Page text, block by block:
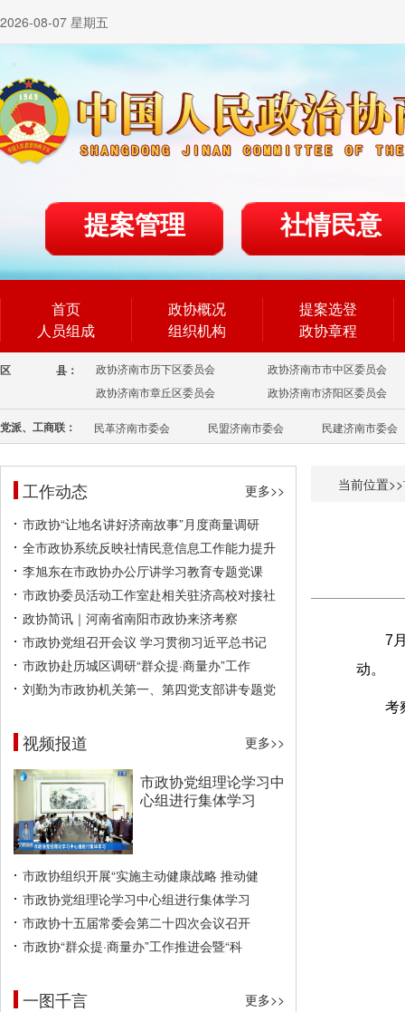
2026-08-07 星期五
提案管理 社情民意
首页
人员组成
政协概况
组织机构
提案选登
政协章程
区 县： 政协济南市历下区委员会
政协济南市市中区委员会
政协济南市章丘区委员会
政协济南市济阳区委员会
党派、工商联： 民革济南市委会 民盟济南市委会 民建济南市委会
工作动态
更多>>
市政协“让地名讲好济南故事”月度商量调研
全市政协系统反映社情民意信息工作能力提升
李旭东在市政协办公厅讲学习教育专题党课
市政协委员活动工作室赴相关驻济高校对接社
政协简讯｜河南省南阳市政协来济考察
市政协党组召开会议 学习贯彻习近平总书记
市政协赴历城区调研“群众提·商量办”工作
刘勤为市政协机关第一、第四党支部讲专题党
视频报道 更多>>
市政协党组理论学习中
心组进行集体学习
市政协组织开展“实施主动健康战略 推动健
市政协党组理论学习中心组进行集体学习
市政协十五届常委会第二十四次会议召开
市政协“群众提·商量办”工作推进会暨“科
一图千言 更多>>
当前位置>>
7
动。
考